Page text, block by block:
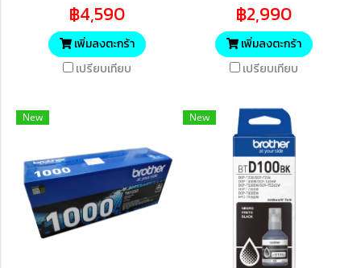
L3280CDW, DCP-L3560CDW,
MFC-L3760CDW, MFC-
L8340CDW , พิมพ์ได้สูงสุดถึง
฿4,590
เพิ่มลงตะกร้า
เปรียบเทียบ
Brother รุ่น Brother HL-
L2400D/HL-L2440DW/HL-
L2460DN/HL-L2460DW/DCP-
L2805DW/MFC-L2885DW ,
ปริมาณการพิมพ์ 5% บน A4 :
15,000 แผ่น
฿2,990
เพิ่มลงตะกร้า
เปรียบเทียบ
New New